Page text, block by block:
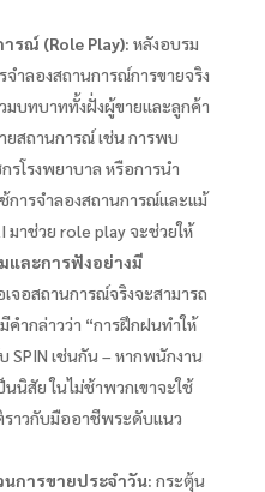
รณ์ (Role Play): หลังอบรม
ำลองสถานการณ์การขายจริง
มบทบาททั้งฝั่งผู้ขายและลูกค้า
ยสถานการณ์ เช่น การพบ
โรงพยาบาล หรือการนำ
การจำลองสถานการณ์และแม้
มาช่วย role play จะช่วยให้
และการฟังอย่างมี
จอสถานการณ์จริงจะสามารถ
คำกล่าวว่า “การฝึกฝนทำให้
SPIN เช่นกัน – หากพนักงาน
นิสัย ในไม่ช้าพวกเขาจะใช้
ราวกับมืออาชีพระดับแนว
นการขายประจำวัน: กระตุ้น